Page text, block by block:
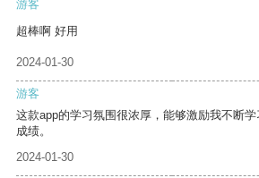
游客
超棒啊 好用
2024-01-30
游客
这款app的学习氛围很浓厚，能够激励我不断
成绩。
2024-01-30